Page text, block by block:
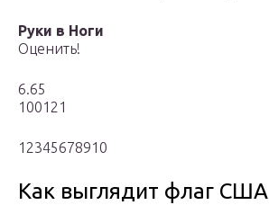
Руки в Ноги
Оценить!
6.65
100121
12345678910
Как выглядит флаг США